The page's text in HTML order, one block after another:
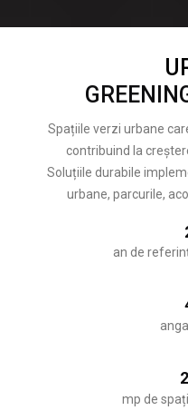
Spațiile verzi urbane
contribuind la
Soluțiile durabile
urbane, parcurile,
an de
mp de